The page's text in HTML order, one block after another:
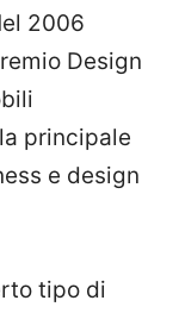
2006
Design
principale
e design
tipo di